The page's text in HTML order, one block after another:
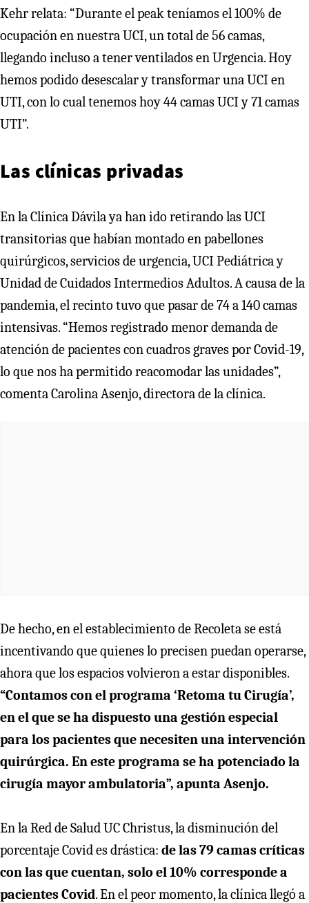
Kehr relata: “Durante el peak teníamos el 100% de
ocupación en nuestra UCI, un total de 56 camas,
llegando incluso a tener ventilados en Urgencia. Hoy
hemos podido desescalar y transformar una UCI en
UTI, con lo cual tenemos hoy 44 camas UCI y 71 camas
UTI”.
Las clínicas privadas
En la Clínica Dávila ya han ido retirando las UCI
transitorias que habían montado en pabellones
quirúrgicos, servicios de urgencia, UCI Pediátrica y
Unidad de Cuidados Intermedios Adultos. A causa de la
pandemia, el recinto tuvo que pasar de 74 a 140 camas
intensivas. “Hemos registrado menor demanda de
atención de pacientes con cuadros graves por Covid-19,
lo que nos ha permitido reacomodar las unidades”,
comenta Carolina Asenjo, directora de la clínica.
De hecho, en el establecimiento de Recoleta se está
incentivando que quienes lo precisen puedan operarse,
ahora que los espacios volvieron a estar disponibles.
“Contamos con el programa ‘Retoma tu Cirugía’,
en el que se ha dispuesto una gestión especial
para los pacientes que necesiten una intervención
quirúrgica. En este programa se ha potenciado la
cirugía mayor ambulatoria”, apunta Asenjo.
En la Red de Salud UC Christus, la disminución del
porcentaje Covid es drástica: de las 79 camas críticas
con las que cuentan, solo el 10% corresponde a
pacientes Covid. En el peor momento, la clínica llegó a